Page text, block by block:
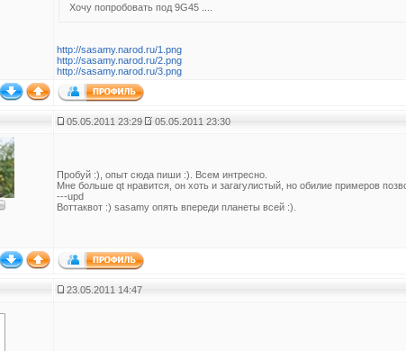
Хочу попробовать под 9G45 ....
http://sasamy.narod.ru/1.png
http://sasamy.narod.ru/2.png
http://sasamy.narod.ru/3.png
05.05.2011 23:29 05.05.2011 23:30
Пробуй :), опыт сюда пиши :). Всем интресно.
Мне больше qt нравится, он хоть и загагулистый, но обилие примеров
---upd
Воттаквот :) sasamy опять впереди планеты всей :).
23.05.2011 14:47